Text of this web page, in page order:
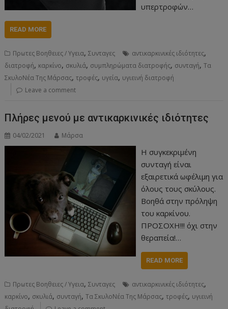
υπερτροφών…
READ MORE
Πρωτες Βοηθειες / Υγεια,Συνταγες αντικαρκινικές ιδιότητες,
διατροφή, καρκίνο, σκυλιά, συμπληρώματα διατροφής, συνταγή,Τα
ΣκυλοΝέα Της Μάρσας,τροφές, υγεία, υγιεινή διατροφή
Leave a comment
Πλήρες μενού με αντικαρκινικές ιδιότητες
04/02/2021 Μάρσα
Η συγκεκριμένη
συνταγή είναι
εξαιρετικά ωφέλιμη για
όλους τους σκύλους.
Βοηθά στην πρόληψη
του καρκίνου.
ΠΡΟΣΟΧΗ!!! όχι στην
θεραπεία!…
READ MORE
Πρωτες Βοηθειες / Υγεια,Συνταγες αντικαρκινικές ιδιότητες,
καρκίνο, σκυλιά, συνταγή,Τα ΣκυλοΝέα Της Μάρσας,τροφές, υγιεινή